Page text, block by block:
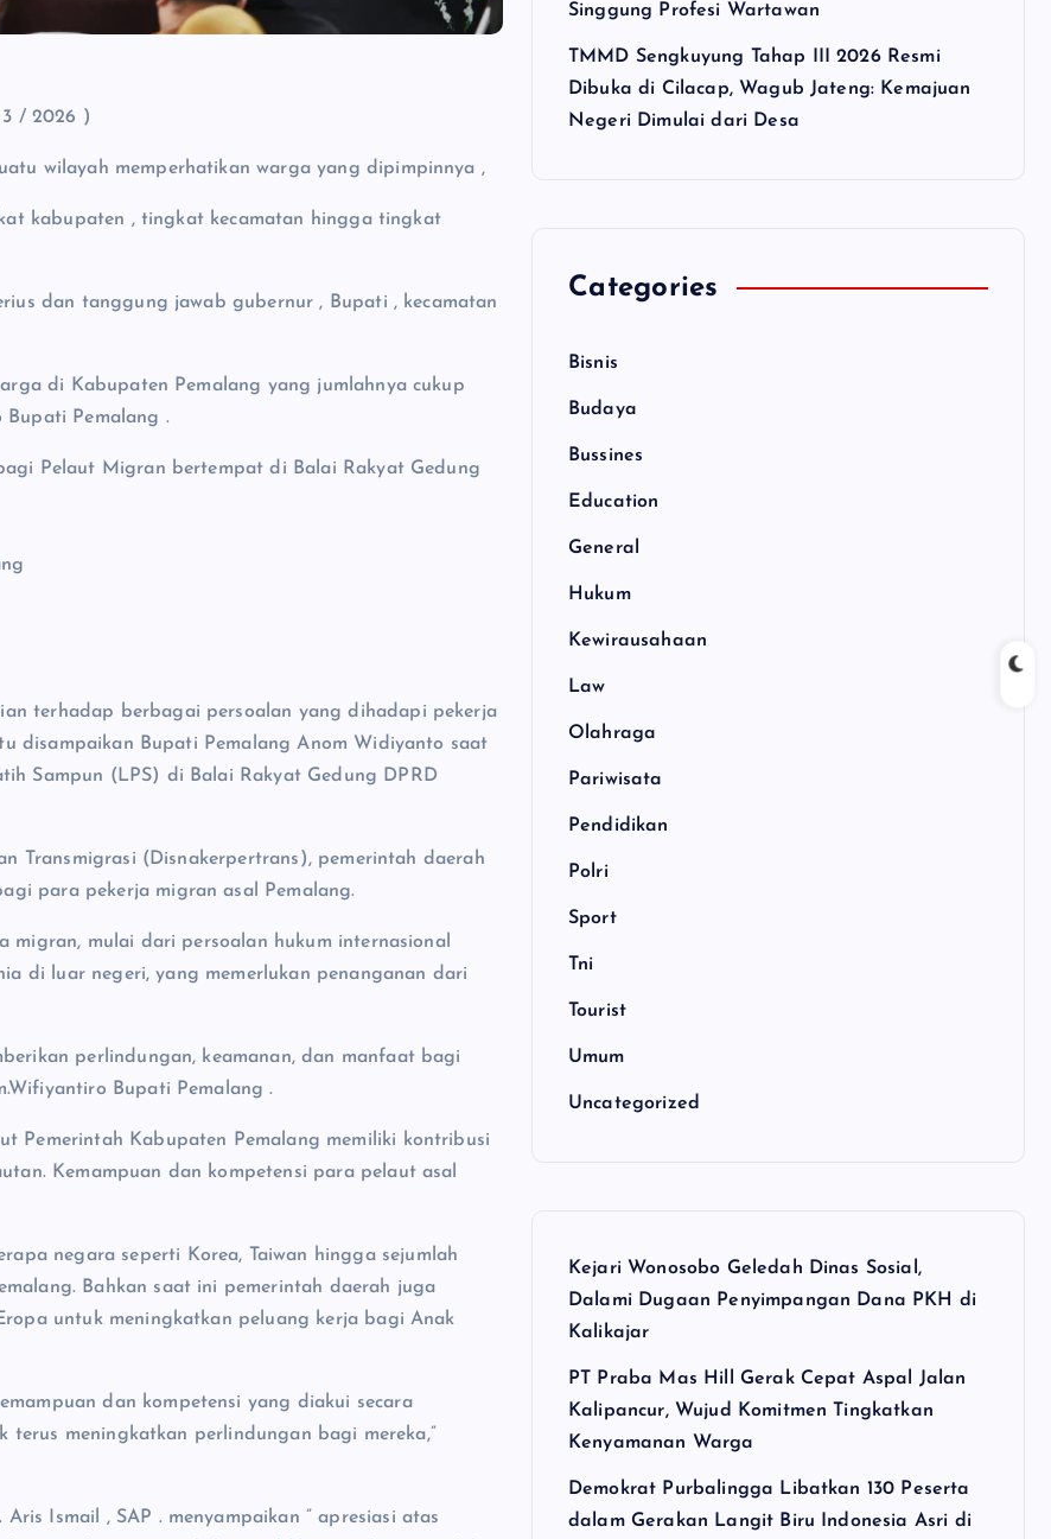
3 / 2026 )
wilayah memperhatikan warga yang dipimpinnya ,
kabupaten , tingkat kecamatan hingga tingkat
dan tanggung jawab gubernur , Bupati , kecamatan
di Kabupaten Pemalang yang jumlahnya cukup
Bupati Pemalang .
Pelaut Migran bertempat di Balai Rakyat Gedung
terhadap berbagai persoalan yang dihadapi pekerja
disampaikan Bupati Pemalang Anom Widiyanto saat
Sampun (LPS) di Balai Rakyat Gedung DPRD
Transmigrasi (Disnakerpertrans), pemerintah daerah
para pekerja migran asal Pemalang.
mulai dari persoalan hukum internasional
di luar negeri, yang memerlukan penanganan dari
perlindungan, keamanan, dan manfaat bagi
Bupati Pemalang .
Pemerintah Kabupaten Pemalang memiliki kontribusi
Kemampuan dan kompetensi para pelaut asal
negara seperti Korea, Taiwan hingga sejumlah
Bahkan saat ini pemerintah daerah juga
untuk meningkatkan peluang kerja bagi Anak
dan kompetensi yang diakui secara
meningkatkan perlindungan bagi mereka,”
Ismail , SAP . menyampaikan ” apresiasi atas
Singgung Profesi Wartawan
TMMD Sengkuyung Tahap III 2026 Resmi
Dibuka di Cilacap, Wagub Jateng: Kemajuan
Negeri Dimulai dari Desa
Categories
Bisnis
Budaya
Bussines
Education
General
Hukum
Kewirausahaan
Law
Olahraga
Pariwisata
Pendidikan
Polri
Sport
Tni
Tourist
Umum
Uncategorized
Kejari Wonosobo Geledah Dinas Sosial,
Dalami Dugaan Penyimpangan Dana PKH di
Kalikajar
PT Praba Mas Hill Gerak Cepat Aspal Jalan
Kalipancur, Wujud Komitmen Tingkatkan
Kenyamanan Warga
Demokrat Purbalingga Libatkan 130 Peserta
dalam Gerakan Langit Biru Indonesia Asri di